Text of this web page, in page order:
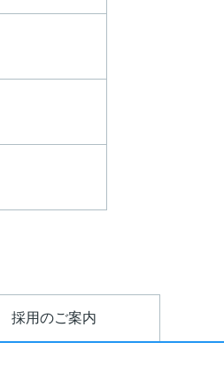
採用のご案内